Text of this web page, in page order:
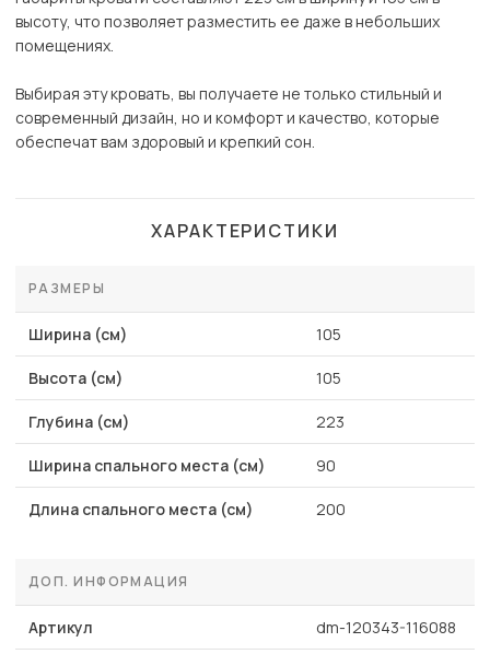
высоту, что позволяет разместить ее даже в небольших
помещениях.
Выбирая эту кровать, вы получаете не только стильный и
современный дизайн, но и комфорт и качество, которые
обеспечат вам здоровый и крепкий сон.
ХАРАКТЕРИСТИКИ
РАЗМЕРЫ
Ширина (см) 105
Высота (см) 105
Глубина (см) 223
Ширина спального места (см) 90
Длина спального места (см) 200
ДОП. ИНФОРМАЦИЯ
Артикул dm-120343-116088